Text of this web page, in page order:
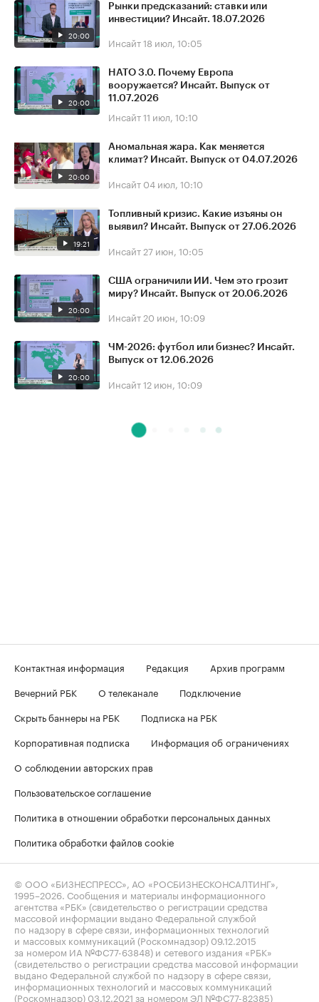
20:00
Рынки предсказаний: ставки или
инвестиции? Инсайт. 18.07.2026
Инсайт18 июл, 10:05
20:00
НАТО 3.0. Почему Европа
вооружается? Инсайт. Выпуск от
11.07.2026
Инсайт11 июл, 10:10
20:00
Аномальная жара. Как меняется
климат? Инсайт. Выпуск от 04.07.2026
Инсайт 04 июл, 10:10
19:21
Топливный кризис. Какие изъяны он
выявил? Инсайт. Выпуск от 27.06.2026
Инсайт 27 июн, 10:05
20:00
США ограничили ИИ. Чем это грозит
миру? Инсайт. Выпуск от 20.06.2026
Инсайт 20 июн, 10:09
20:00
ЧМ-2026: футбол или бизнес? Инсайт.
Выпуск от 12.06.2026
Инсайт12 июн, 10:09
Контактная информация Редакция
Архив программ
Вечерний РБК
О телеканале
Подключение
Скрыть баннеры на РБК
Подписка на РБК
Корпоративная подписка
Информация об ограничениях
О соблюдении авторских прав
Пользовательское соглашение
Политика в отношении обработки персональных данных
Политика обработки файлов cookie
© ООО «БИЗНЕСПРЕСС», АО «РОСБИЗНЕСКОНСАЛТИНГ»,
1995–2026. Сообщения и материалы информационного
агентства «РБК» (свидетельство о регистрации средства
массовой информации выдано Федеральной службой
по надзору в сфере связи, информационных технологий
и массовых коммуникаций (Роскомнадзор) 09.12.2015
за номером ИА №ФС77-63848) и сетевого издания «РБК»
(свидетельство о регистрации средства массовой информации
выдано Федеральной службой по надзору в сфере связи,
информационных технологий и массовых коммуникаций
(Роскомнадзор) 03.12.2021 за номером ЭЛ №ФС77-82385)